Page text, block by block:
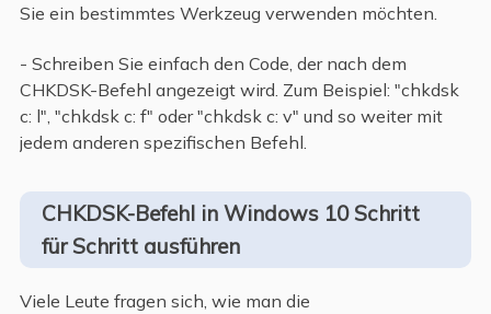
Sie ein bestimmtes Werkzeug verwenden möchten.
- Schreiben Sie einfach den Code, der nach dem
CHKDSK-Befehl angezeigt wird. Zum Beispiel: "chkdsk
c: l", "chkdsk c: f" oder "chkdsk c: v" und so weiter mit
jedem anderen spezifischen Befehl.
CHKDSK-Befehl in Windows 10 Schritt
für Schritt ausführen
Viele Leute fragen sich, wie man die